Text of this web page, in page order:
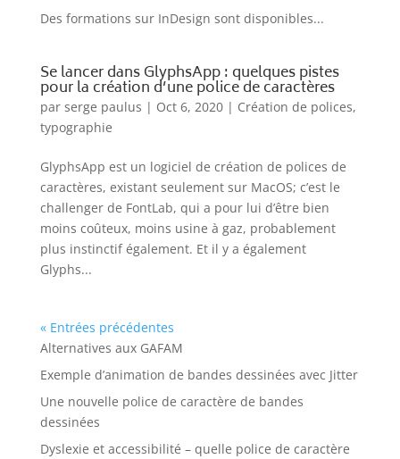
Des formations sur InDesign sont disponibles...
Se lancer dans GlyphsApp : quelques pistes
pour la création d’une police de caractères
par serge paulus | Oct 6, 2020| Création de polices,
typographie
GlyphsApp est un logiciel de création de polices de
caractères, existant seulement sur MacOS; c’est le
challenger de FontLab, qui a pour lui d’être bien
moins coûteux, moins usine à gaz, probablement
plus instinctif également. Et il y a également
Glyphs...
« Entrées précédentes
Alternatives aux GAFAM
Exemple d’animation de bandes dessinées avec Jitter
Une nouvelle police de caractère de bandes
dessinées
Dyslexie et accessibilité – quelle police de caractère